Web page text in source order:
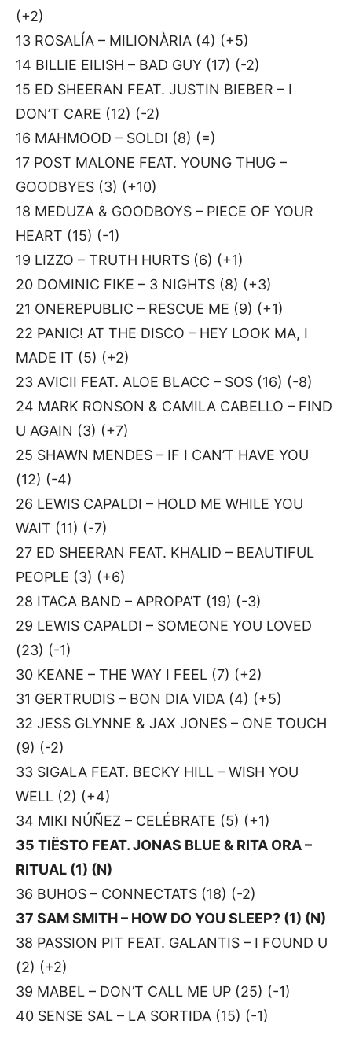
(+2)
13 ROSALÍA – MILIONÀRIA (4) (+5)
14 BILLIE EILISH – BAD GUY (17) (-2)
15 ED SHEERAN FEAT. JUSTIN BIEBER – I
DON’T CARE (12) (-2)
16 MAHMOOD – SOLDI (8) (=)
17 POST MALONE FEAT. YOUNG THUG –
GOODBYES (3) (+10)
18 MEDUZA & GOODBOYS – PIECE OF YOUR
HEART (15) (-1)
19 LIZZO – TRUTH HURTS (6) (+1)
20 DOMINIC FIKE – 3 NIGHTS (8) (+3)
21 ONEREPUBLIC – RESCUE ME (9) (+1)
22 PANIC! AT THE DISCO – HEY LOOK MA, I
MADE IT (5) (+2)
23 AVICII FEAT. ALOE BLACC – SOS (16) (-8)
24 MARK RONSON & CAMILA CABELLO – FIND
U AGAIN (3) (+7)
25 SHAWN MENDES – IF I CAN’T HAVE YOU
(12) (-4)
26 LEWIS CAPALDI – HOLD ME WHILE YOU
WAIT (11) (-7)
27 ED SHEERAN FEAT. KHALID – BEAUTIFUL
PEOPLE (3) (+6)
28 ITACA BAND – APROPA’T (19) (-3)
29 LEWIS CAPALDI – SOMEONE YOU LOVED
(23) (-1)
30 KEANE – THE WAY I FEEL (7) (+2)
31 GERTRUDIS – BON DIA VIDA (4) (+5)
32 JESS GLYNNE & JAX JONES – ONE TOUCH
(9) (-2)
33 SIGALA FEAT. BECKY HILL – WISH YOU
WELL (2) (+4)
34 MIKI NÚÑEZ – CELÉBRATE (5) (+1)
35 TIËSTO FEAT. JONAS BLUE & RITA ORA –
RITUAL (1) (N)
36 BUHOS – CONNECTATS (18) (-2)
37 SAM SMITH – HOW DO YOU SLEEP? (1) (N)
38 PASSION PIT FEAT. GALANTIS – I FOUND U
(2) (+2)
39 MABEL – DON’T CALL ME UP (25) (-1)
40 SENSE SAL – LA SORTIDA (15) (-1)